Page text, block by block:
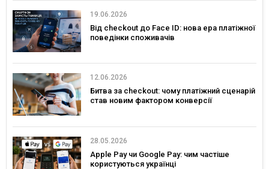
19.06.2026
Від checkout до Face ID: нова ера платіжної
поведінки споживачів
12.06.2026
Битва за checkout: чому платіжний сценарій
став новим фактором конверсії
28.05.2026
Apple Pay чи Google Pay: чим частіше
користуються українці